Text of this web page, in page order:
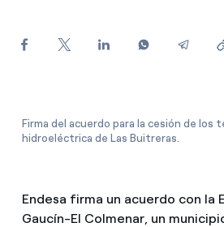
¿Cómo ver mis facturas de
¿Has recibido una oferta para
compañía?
¿Gestionas varias
La cara e
Firma del acuerdo para la cesión de los
hidroeléctrica de Las Buitreras.
Endesa firma un acuerdo con la
Gaucín-El Colmenar, un